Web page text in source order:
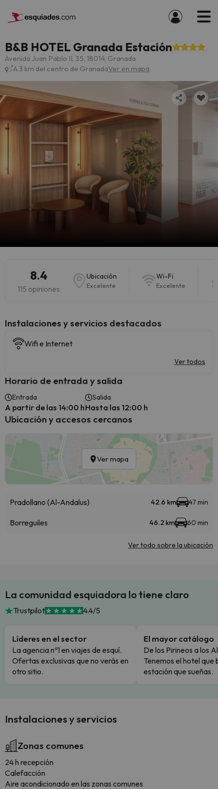
B&B HOTEL Granada Estación
Avenida Juan Pablo II, 35, 18014, Granada
A 3 km del centro de GranadaVer en mapa
8.4
115 opiniones
Ubicación
Excelente
Wi-Fi
Excelente
Instalaciones y servicios destacados
Wifi e Internet
Ver todos
Horario de entrada y salida
Entrada
A partir de las 14:00 h
Salida
Hasta las 12:00 h
Ubicación y accesos cercanos
Ver mapa
Pradollano (Al-Andalus) 42.6 km 47 min
Borreguiles 46.2 km 60 min
Ver todo sobre la ubicación
La comunidad esquiadora lo tiene claro
Trustpilot 4.4/5
Líderes en el sector
La agencia nº1 en viajes de esquí.
Ofertas exclusivas que no verás en
otro sitio.
El mayor catálogo
De los Pirineos a los
Tenemos el hotel que
estación que sueñas.
Instalaciones y servicios
Zonas comunes
24 h recepción
Calefacción
Aire acondicionado en las zonas comunes